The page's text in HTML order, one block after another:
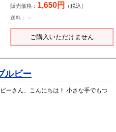
販売価格： 1,650円
（税込）
送料：－
ご購入いただけません
ルビー
ーさん、こんにちは！ 小さな手でもつ